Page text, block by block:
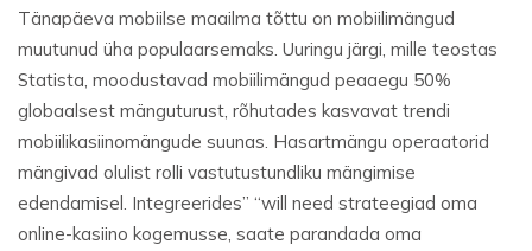
Tänapäeva mobiilse maailma tõttu on mobiilimängud
muutunud üha populaarsemaks. Uuringu järgi, mille teostas
Statista, moodustavad mobiilimängud peaaegu 50%
globaalsest mänguturust, rõhutades kasvavat trendi
mobiilikasiinomängude suunas. Hasartmängu operaatorid
mängivad olulist rolli vastutustundliku mängimise
edendamisel. Integreerides” “will need strateegiad oma
online-kasiino kogemusse, saate parandada oma